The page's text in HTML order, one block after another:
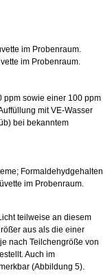
im Probenraum.
im Probenraum.
ppm sowie einer 100 ppm
mit VE-Wasser
bei bekanntem
Formaldehydgehalten
im Probenraum.
teilweise an diesem
aus als die einer
nach Teilchengröße von
Auch im
(Abbildung 5).